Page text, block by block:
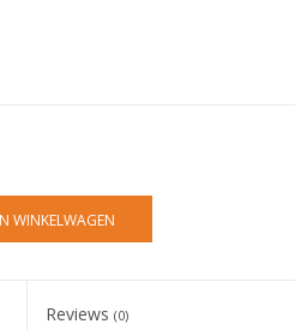
WINKELWAGEN
Reviews (0)